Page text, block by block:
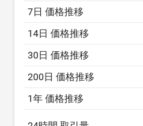
7日 価格推移
14日 価格推移
30日 価格推移
200日 価格推移
1年 価格推移